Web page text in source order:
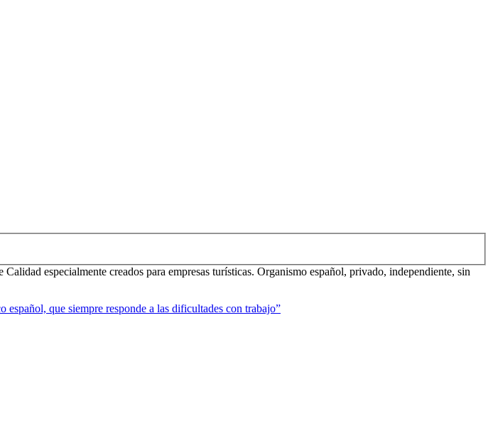
especialmente creados para empresas turísticas. Organismo español, privado, independiente, sin
que siempre responde a las dificultades con trabajo”